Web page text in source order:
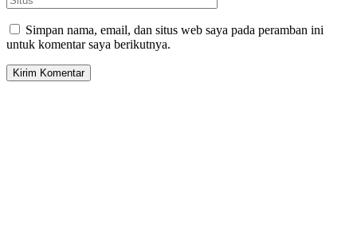
Simpan nama, email, dan situs web saya pada peramban ini
untuk komentar saya berikutnya.